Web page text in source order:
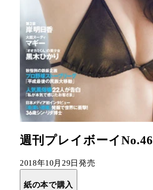
週刊プレイボーイNo.46
2018年10月29日発売
紙の本で購入